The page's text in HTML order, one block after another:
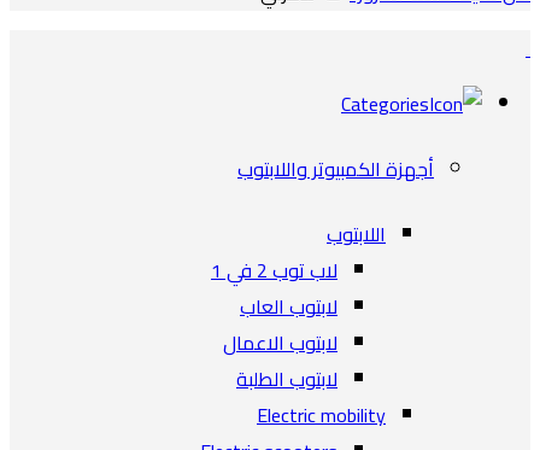
Categories
أجهزة الكمبيوتر واللابتوب
اللابتوب
لاب توب 2 في 1
لابتوب العاب
لابتوب الاعمال
لابتوب الطلبة
Electric mobility